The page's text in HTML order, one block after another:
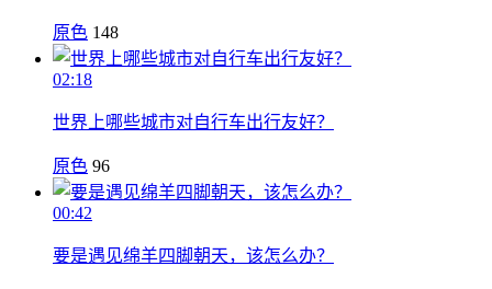
原色 148
02:18
世界上哪些城市对自行车出行友好？
原色 96
00:42
要是遇见绵羊四脚朝天，该怎么办？